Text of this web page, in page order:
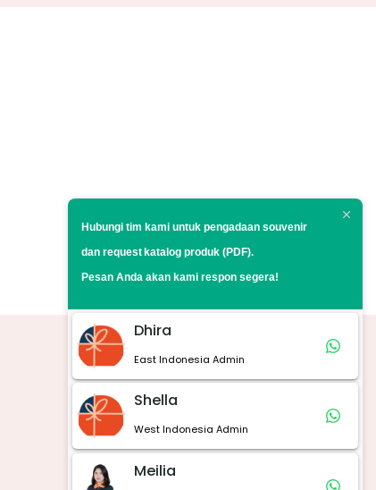
Marketplace
Hubungi tim kami untuk pengadaan souvenir
dan requestkatalog produk (PDF).
Pesan Anda akan kami respon segera!
Dhira
East Indonesia Admin
Shella
West Indonesia Admin
Meilia